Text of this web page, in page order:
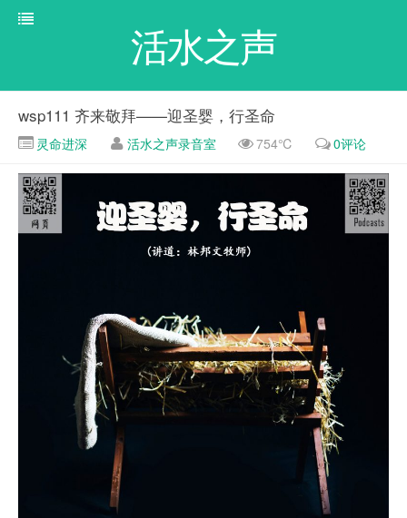
活水之声
wsp111 齐来敬拜——迎圣婴，行圣命
灵命进深 活水之声录音室 754℃ 0评论